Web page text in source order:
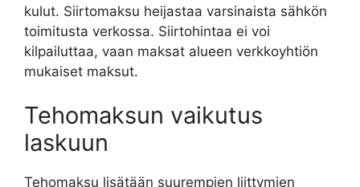
kulut. Siirtomaksu heijastaa varsinaista sähkön
toimitusta verkossa. Siirtohintaa ei voi
kilpailuttaa, vaan maksat alueen verkkoyhtiön
mukaiset maksut.
Tehomaksun vaikutus
laskuun
Tehomaksu lisätään suurempien liittymien